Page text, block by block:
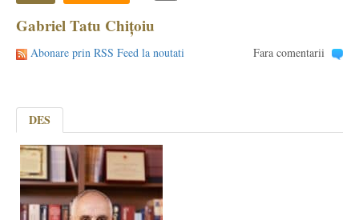
Gabriel Tatu Chițoiu
Abonare prin RSS Feed la noutati Fara comentarii
DES